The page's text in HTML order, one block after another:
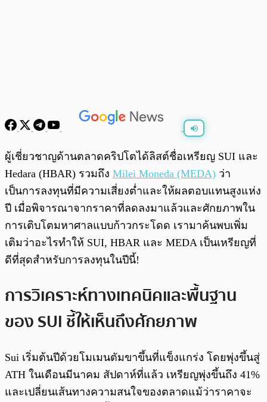
พร้อมเล่น
ผู้เชี่ยวชาญด้านตลาดคริปโตได้ลิสต์ชื่อเหรียญ SUI และ
Hedara (HBAR) รวมถึง Milei Moneda (MEDA) ว่า
เป็นการลงทุนที่มีความเสี่ยงต่ำและให้ผลตอบแทนสูงแห่ง
ปี เมื่อพิจารณาจากราคาที่ลดลงมาแล้วและศักยภาพใน
การเติบโตมหาศาลแบบก้าวกระโดด เรามาค้นพบเพิ่ม
เติมว่าอะไรทำให้ SUI, HBAR และ MEDA เป็นเหรียญที่
ดีที่สุดสำหรับการลงทุนในปีนี้!
การวิเคราะห์ทางเทคนิคและพื้นฐาน
ของ SUI ชี้ให้เห็นถึงศักยภาพ
Sui เริ่มต้นปีด้วยโมเมนตัมขาขึ้นที่แข็งแกร่ง โดยพุ่งขึ้นสู่
ATH ในเดือนมีนาคม สัปดาห์ที่แล้ว เหรียญพุ่งขึ้นถึง 41%
และเปลี่ยนเส้นทางความสนใจของตลาดแม้ว่าราคาจะ